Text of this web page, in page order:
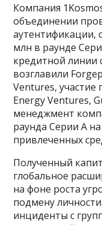
Компания
объединении
аутентификации,
млн в раунде
кредитной линии
возглавили
Ventures, участие
Energy Ventures,
менеджмент
раунда Серии A
привлеченных
Полученный
глобальное
на фоне роста
подмену
инциденты с